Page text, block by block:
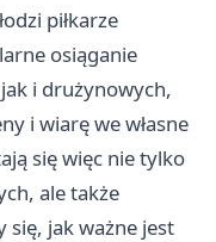
piłkarze
osiąganie
i drużynowych,
i wiarę we własne
się więc nie tylko
ale także
się, jak ważne jest